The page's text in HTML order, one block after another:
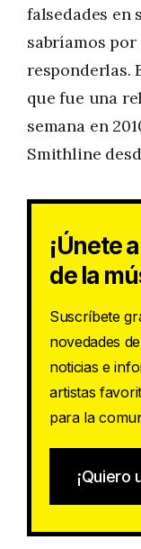
falsedades en
sabríamos por
responderlas.
que fue una
semana en
Smithline
¡Únete
de la
Suscríbete
novedades
noticias e
artistas
para la
¡Quiero